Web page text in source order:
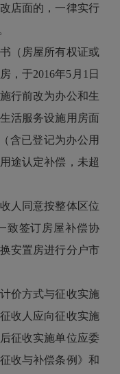
店面的，一律实行
（房屋所有权证或
，于2016年5月1日
行前改为办公和生
活服务设施用房面
含已登记为办公用
途认定补偿，未超
人同意按整体区位
致签订房屋补偿协
安置房进行分户市
价方式与征收实施
收人应向征收实施
征收实施单位应委
收与补偿条例》和